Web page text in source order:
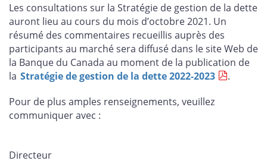
Les consultations sur la Stratégie de gestion de la dette
auront lieu au cours du mois d’octobre 2021. Un
résumé des commentaires recueillis auprès des
participants au marché sera diffusé dans le site Web de
la Banque du Canada au moment de la publication de
la Stratégie de gestion de la dette 2022-2023
.
Pour de plus amples renseignements, veuillez
communiquer avec :
Directeur